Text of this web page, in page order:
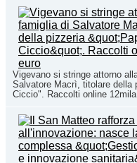
Vigevano si stringe attorno
Salvatore Macrì, titolare della
Ciccio". Raccolti online